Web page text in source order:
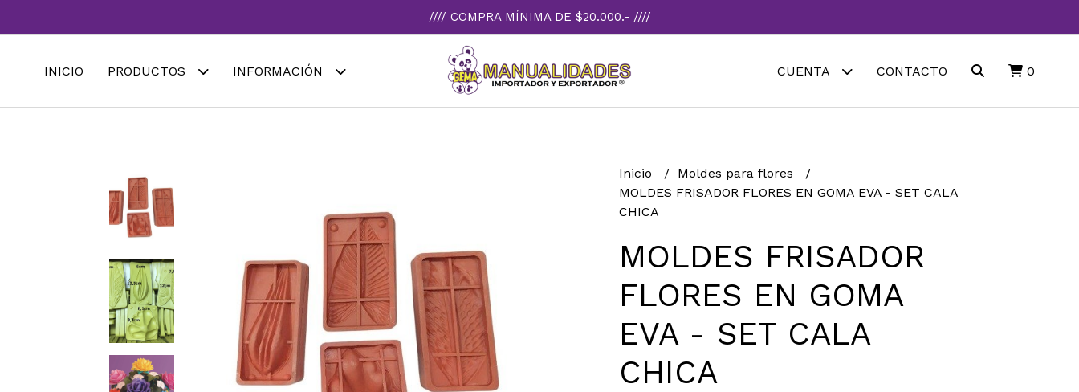
//// COMPRA MÍNIMA DE $20.000.- ////
INICIO PRODUCTOS INFORMACIÓN CUENTA CONTACTO 0
Inicio
Moldes para flores
MOLDES FRISADOR FLORES EN GOMA EVA - SET CALA
CHICA
MOLDES FRISADOR
FLORES EN GOMA
EVA - SET CALA
CHICA